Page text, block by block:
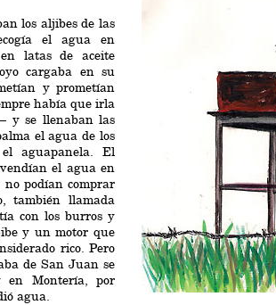
los aljibes de las
el agua en
latas de aceite
cargaba en su
y prometían
había que irla
y se llenaban las
el agua de los
aguapanela. El
el agua en
no podían comprar
también llamada
con los burros y
y un motor que
rico. Pero
de San Juan se
en Montería, por
agua.